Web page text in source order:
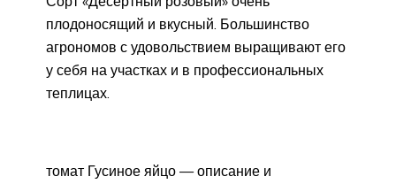
плодоносящий и вкусный. Большинство
агрономов с удовольствием выращивают его
у себя на участках и в профессиональных
теплицах.
томат Гусиное яйцо — описание и